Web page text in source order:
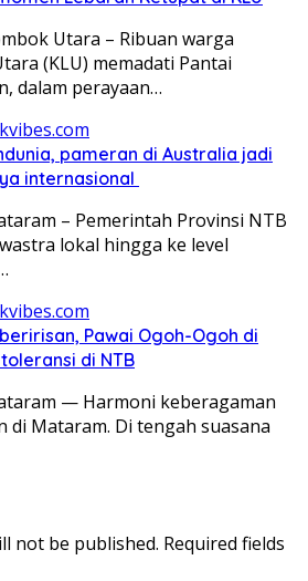
Utara – Ribuan warga
(KLU) memadati Pantai
dalam perayaan…
pameran di Australia jadi
internasional
– Pemerintah Provinsi NTB
lokal hingga ke level
Pawai Ogoh-Ogoh di
di NTB
— Harmoni keberagaman
di Mataram. Di tengah suasana
not be published. Required fields